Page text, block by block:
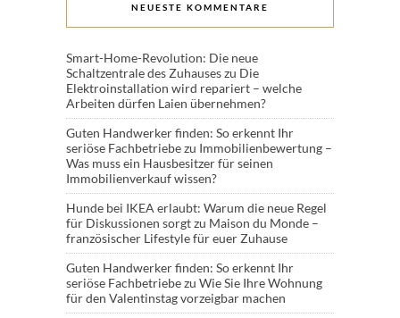
NEUESTE KOMMENTARE
Smart-Home-Revolution: Die neue
Schaltzentrale des Zuhauseszu Die
Elektroinstallation wird repariert – welche
Arbeiten dürfen Laien übernehmen?
Guten Handwerker finden: So erkennt Ihr
seriöse Fachbetriebezu Immobilienbewertung –
Was muss ein Hausbesitzer für seinen
Immobilienverkauf wissen?
Hunde bei IKEA erlaubt: Warum die neue Regel
für Diskussionen sorgtzu Maison du Monde –
französischer Lifestyle für euer Zuhause
Guten Handwerker finden: So erkennt Ihr
seriöse Fachbetriebezu Wie Sie Ihre Wohnung
für den Valentinstag vorzeigbar machen